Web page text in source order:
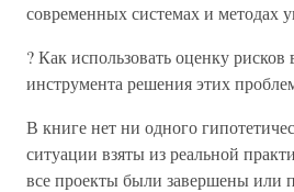
современных системах и методах
? Как использовать оценку рисков
инструмента решения этих
В книге нет ни одного
ситуации взяты из реальной
все проекты были завершены или